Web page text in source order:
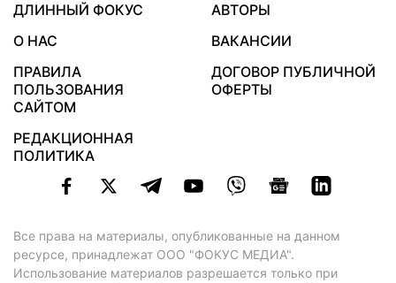
ДЛИННЫЙ ФОКУС
АВТОРЫ
О НАС
ВАКАНСИИ
ПРАВИЛА
ПОЛЬЗОВАНИЯ
САЙТОМ
ДОГОВОР ПУБЛИЧНОЙ
ОФЕРТЫ
РЕДАКЦИОННАЯ
ПОЛИТИКА
Все права на материалы, опубликованные на данном
ресурсе, принадлежат ООО "ФОКУС МЕДИА".
Использование материалов разрешается только при